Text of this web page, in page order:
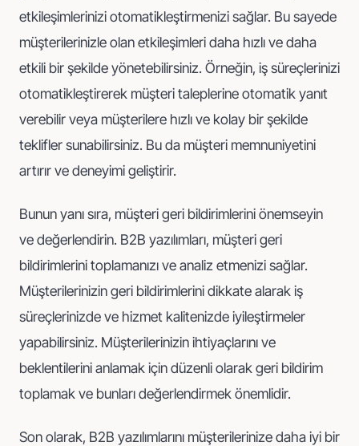
etkileşimlerinizi otomatikleştirmenizi sağlar. Bu sayede
müşterilerinizle olan etkileşimleri daha hızlı ve daha
etkili bir şekilde yönetebilirsiniz. Örneğin, iş süreçlerinizi
otomatikleştirerek müşteri taleplerine otomatik yanıt
verebilir veya müşterilere hızlı ve kolay bir şekilde
teklifler sunabilirsiniz. Bu da müşteri memnuniyetini
artırır ve deneyimi geliştirir.
Bunun yanı sıra, müşteri geri bildirimlerini önemseyin
ve değerlendirin. B2B yazılımları, müşteri geri
bildirimlerini toplamanızı ve analiz etmenizi sağlar.
Müşterilerinizin geri bildirimlerini dikkate alarak iş
süreçlerinizde ve hizmet kalitenizde iyileştirmeler
yapabilirsiniz. Müşterilerinizin ihtiyaçlarını ve
beklentilerini anlamak için düzenli olarak geri bildirim
toplamak ve bunları değerlendirmek önemlidir.
Son olarak, B2B yazılımlarını müşterilerinize daha iyi bir